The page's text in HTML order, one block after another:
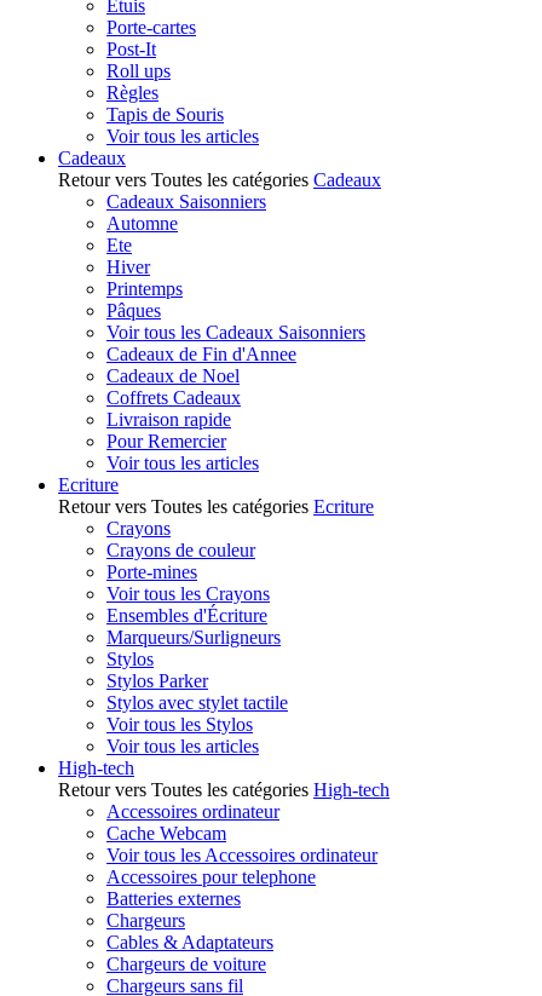
Etuis
Porte-cartes
Post-It
Roll ups
Règles
Tapis de Souris
Voir tous les articles
Cadeaux
Retour vers Toutes les catégories Cadeaux
Cadeaux Saisonniers
Automne
Ete
Hiver
Printemps
Pâques
Voir tous les Cadeaux Saisonniers
Cadeaux de Fin d'Annee
Cadeaux de Noel
Coffrets Cadeaux
Livraison rapide
Pour Remercier
Voir tous les articles
Ecriture
Retour vers Toutes les catégories Ecriture
Crayons
Crayons de couleur
Porte-mines
Voir tous les Crayons
Ensembles d'Écriture
Marqueurs/Surligneurs
Stylos
Stylos Parker
Stylos avec stylet tactile
Voir tous les Stylos
Voir tous les articles
High-tech
Retour vers Toutes les catégories High-tech
Accessoires ordinateur
Cache Webcam
Voir tous les Accessoires ordinateur
Accessoires pour telephone
Batteries externes
Chargeurs
Cables & Adaptateurs
Chargeurs de voiture
Chargeurs sans fil